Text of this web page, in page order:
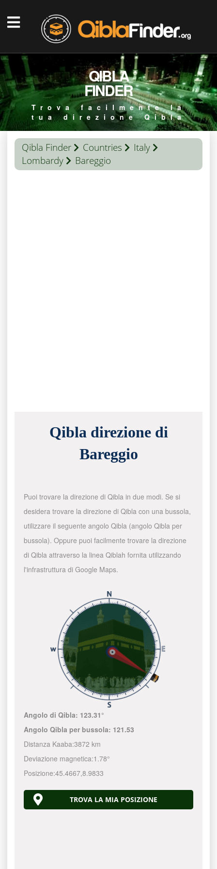
QIBLA
FINDER
Trova facilmente la
tua direzione Qibla
Qibla Finder Countries
Italy
Lombardy
Bareggio
Qibla direzione di
Bareggio
Puoi trovare la direzione di Qibla in due modi. Se si
desidera trovare la direzione di Qibla con una bussola,
utilizzare il seguente angolo Qibla (angolo Qibla per
bussola). Oppure puoi facilmente trovare la direzione
di Qibla attraverso la linea Qiblah fornita utilizzando
l'infrastruttura di Google Maps.
Angolo di Qibla: 123.31°
Angolo Qibla per bussola: 121.53
Distanza Kaaba:3872 km
Deviazione magnetica:1.78°
Posizione:45.4667,8.9833
TROVA LA MIA POSIZIONE